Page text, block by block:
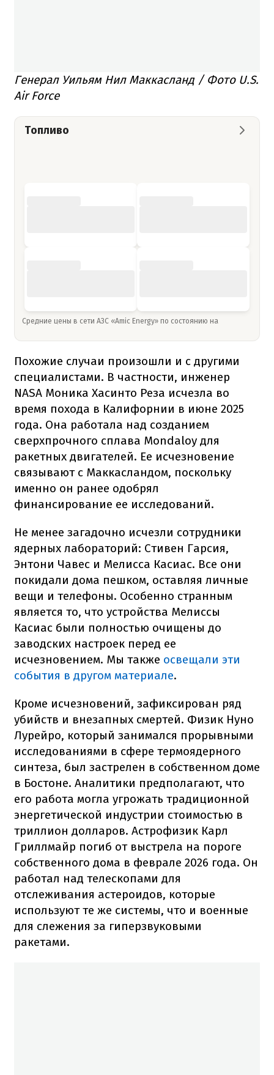
Генерал Уильям Нил Маккасланд / Фото U.S.
Air Force
Топливо
Средние цены в сети АЗС «Amic Energy» по состоянию на
Похожие случаи произошли и с другими
специалистами. В частности, инженер
NASA Моника Хасинто Реза исчезла во
время похода в Калифорнии в июне 2025
года. Она работала над созданием
сверхпрочного сплава Mondaloy для
ракетных двигателей. Ее исчезновение
связывают с Маккасландом, поскольку
именно он ранее одобрял
финансирование ее исследований.
Не менее загадочно исчезли сотрудники
ядерных лабораторий: Стивен Гарсия,
Энтони Чавес и Мелисса Касиас. Все они
покидали дома пешком, оставляя личные
вещи и телефоны. Особенно странным
является то, что устройства Мелиссы
Касиас были полностью очищены до
заводских настроек перед ее
исчезновением. Мы также освещали эти
события в другом материале.
Кроме исчезновений, зафиксирован ряд
убийств и внезапных смертей. Физик Нуно
Лурейро, который занимался прорывными
исследованиями в сфере термоядерного
синтеза, был застрелен в собственном доме
в Бостоне. Аналитики предполагают, что
его работа могла угрожать традиционной
энергетической индустрии стоимостью в
триллион долларов. Астрофизик Карл
Гриллмайр погиб от выстрела на пороге
собственного дома в феврале 2026 года. Он
работал над телескопами для
отслеживания астероидов, которые
используют те же системы, что и военные
для слежения за гиперзвуковыми
ракетами.